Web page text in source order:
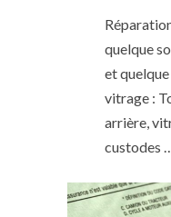
quelque
et
vitrage :
arrière,
custodes